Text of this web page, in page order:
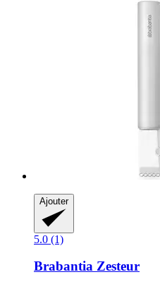
Ajouter
5.0 (1)
Brabantia Zesteur